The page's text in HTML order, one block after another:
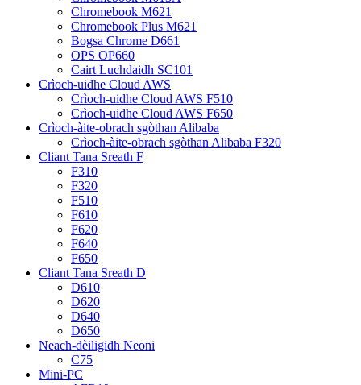
Chromebook M621
Chromebook Plus M621
Bogsa Chrome D661
OPS OP660
Cairt Luchdaidh SC101
Crìoch-uidhe Cloud AWS
Crìoch-uidhe Cloud AWS F510
Crìoch-uidhe Cloud AWS F650
Crìoch-àite-obrach sgòthan Alibaba
Crìoch-àite-obrach sgòthan Alibaba F320
Cliant Tana Sreath F
F310
F320
F510
F610
F620
F640
F650
Cliant Tana Sreath D
D610
D620
D640
D650
Neach-dèiligidh Neoni
C75
Mini-PC